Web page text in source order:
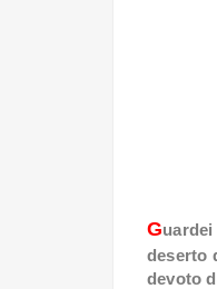
G
deserto
devoto